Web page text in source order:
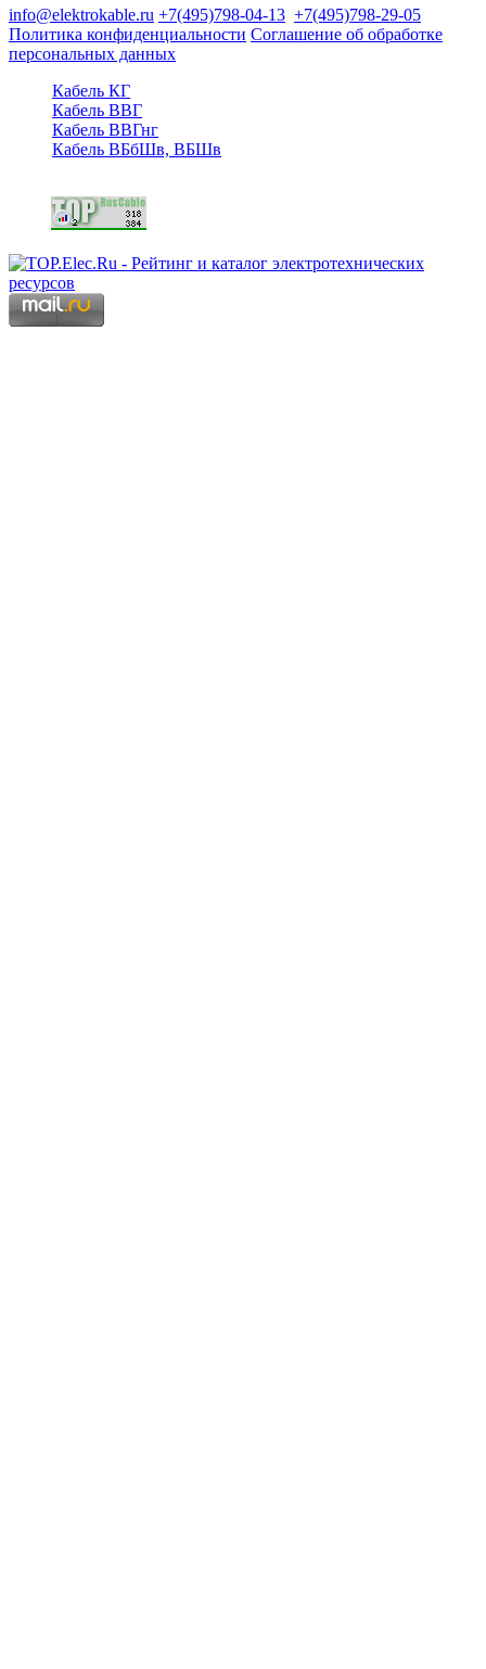
info@elektrokable.ru +7(495)798-04-13 +7(495)798-29-05
Политика конфиденциальности Соглашение об обработке
персональных данных
Кабель КГ
Кабель ВВГ
Кабель ВВГнг
Кабель ВБбШв, ВБШв